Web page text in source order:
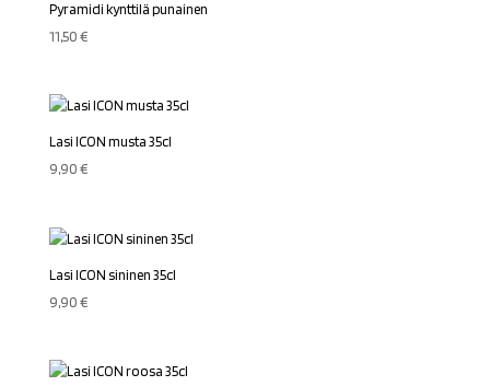
Pyramidi kynttilä punainen
11,50€
Lasi ICON musta 35cl
9,90€
Lasi ICON sininen 35cl
9,90€